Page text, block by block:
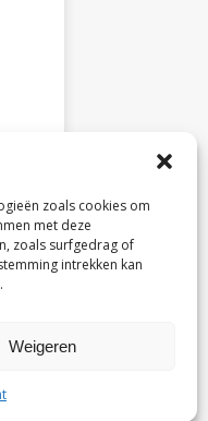
zoals cookies om
met deze
zoals surfgedrag of
intrekken kan
Weigeren